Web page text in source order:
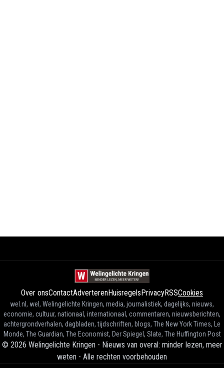
Over onsContactAdverterenHuisregelsPrivacyRSSCookies
wel.nl, wel, Welingelichte Kringen, media, journalistiek, dagelijks, nieuws,
economie, cultuur, nationaal, internationaal, commentaren, nieuwsberichten,
achtergrondverhalen, dagbladen, tijdschriften, blogs, The New York Times, Le
Monde, The Guardian, The Economist, Der Spiegel, Slate, The Huffington Post
© 2026 Welingelichte Kringen - Nieuws van overal: minder lezen, meer
weten - Alle rechten voorbehouden